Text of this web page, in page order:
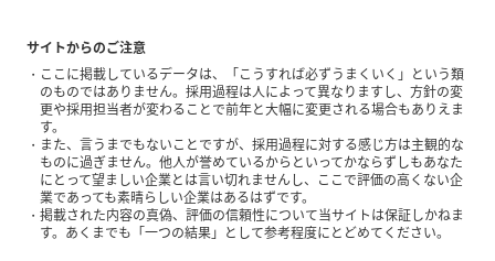
サイトからのご注意
ここに掲載しているデータは、「こうすれば必ずうまくいく」という類
のものではありません。採用過程は人によって異なりますし、方針の変
更や採用担当者が変わることで前年と大幅に変更される場合もありえま
す。
また、言うまでもないことですが、採用過程に対する感じ方は主観的な
ものに過ぎません。他人が誉めているからといってかならずしもあなた
にとって望ましい企業とは言い切れませんし、ここで評価の高くない企
業であっても素晴らしい企業はあるはずです。
掲載された内容の真偽、評価の信頼性について当サイトは保証しかねま
す。あくまでも「一つの結果」として参考程度にとどめてください。